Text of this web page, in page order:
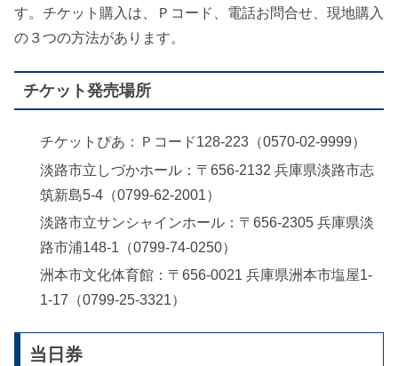
す。チケット購入は、Ｐコード、電話お問合せ、現地購入
の３つの方法があります。
チケット発売場所
チケットぴあ：Ｐコード128-223（0570-02-9999）
淡路市立しづかホール：〒656-2132 兵庫県淡路市志
筑新島5-4（0799-62-2001）
淡路市立サンシャインホール：〒656-2305 兵庫県淡
路市浦148-1（0799-74-0250）
洲本市文化体育館：〒656-0021 兵庫県洲本市塩屋1-
1-17（0799-25-3321）
当日券